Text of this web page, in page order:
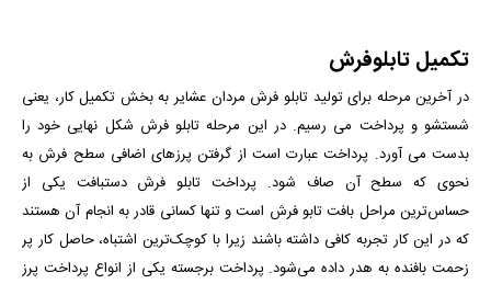
تکمیل تابلوفرش
در آخرین مرحله برای تولید تابلو فرش مردان عشایربه بخش تکمیل کار، یعنی
شستشو و پرداخت می رسیم. در این مرحله تابلو فرش شکل نهایی خود را
بدست می آورد. پرداخت عبارت است از گرفتن پرزهای اضافی سطح فرش به
نحوی که سطح آن صاف شود. پرداخت تابلو فرش دستبافت یکی از
حساس‌ترین مراحل بافت تابو فرش است و تنها کسانی قادر به انجام آن هستند
که در این کار تجربه کافی داشته باشند زیرا با کوچک‌ترین اشتباه، حاصل کار پر
زحمت بافنده به هدر داده می‌شود. پرداخت برجسته یکی از انواع پرداخت پرز